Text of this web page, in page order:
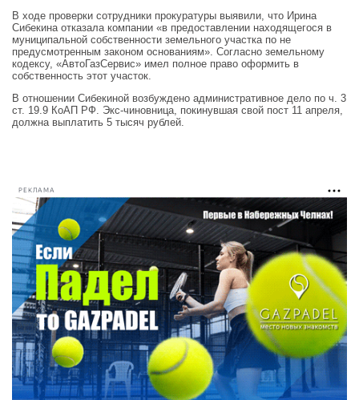
В ходе проверки сотрудники прокуратуры выявили, что Ирина
Сибекина отказала компании «в предоставлении находящегося в
муниципальной собственности земельного участка по не
предусмотренным законом основаниям». Согласно земельному
кодексу, «АвтоГазСервис» имел полное право оформить в
собственность этот участок.
В отношении Сибекиной возбуждено административное дело по ч. 3
ст. 19.9 КоАП РФ. Экс-чиновница, покинувшая свой пост 11 апреля,
должна выплатить 5 тысяч рублей.
РЕКЛАМА